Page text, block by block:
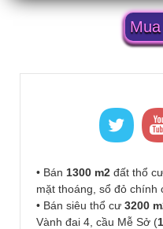
• Bán 1300 m2 đất thổ
mặt thoáng, sổ đỏ chính
• Bán siêu thổ cư 3200
Vành đai 4, cầu Mễ Sở (